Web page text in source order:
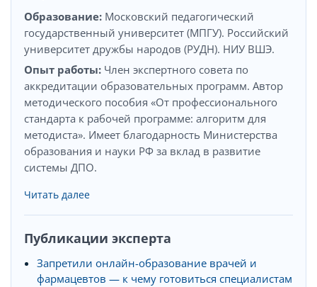
Образование: Московский педагогический
государственный университет (МПГУ). Российский
университет дружбы народов (РУДН). НИУ ВШЭ.
Опыт работы: Член экспертного совета по
аккредитации образовательных программ. Автор
методического пособия «От профессионального
стандарта к рабочей программе: алгоритм для
методиста». Имеет благодарность Министерства
образования и науки РФ за вклад в развитие
системы ДПО.
Читать далее
Публикации эксперта
Запретили онлайн-образование врачей и
фармацевтов — к чему готовиться специалистам